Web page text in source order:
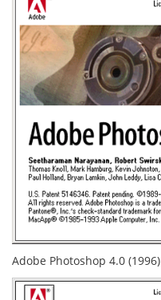
Adobe Photoshop 4.0 (1996)